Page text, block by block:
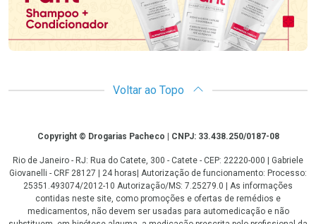
Voltar ao Topo
CopyrightCopyright © Drogarias Pacheco | CNPJ: 33.438.250/0187-08
Rio de Janeiro - RJ: Rua do Catete, 300 - Catete - CEP: 22220-000 | Gabriele
Giovanelli - CRF 28127 | 24 horas| Autorização de funcionamento: Processo:
25351.493074/2012-10 Autorização/MS: 7.25279.0 | As informações
contidas neste site, como promoções e ofertas de remédios e
medicamentos, não devem ser usadas para automedicação e não